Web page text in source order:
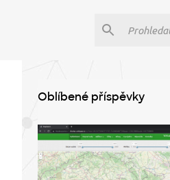
Oblíbené příspěvky